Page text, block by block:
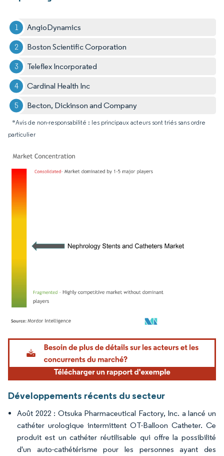
AngioDynamics
Boston Scientific Corporation
Teleflex Incorporated
Cardinal Health Inc
Becton, Dickinson and Company
*Avis de non-responsabilité : les principaux acteurs sont triés sans ordre
particulier
Image © Mordor Intelligence. La réutilisation nécessite une attribution sous CC BY
Développements récents du secteur
Août 2022 : Otsuka Pharmaceutical Factory, Inc. a lancé un
cathéter urologique intermittent OT-Balloon Catheter. Ce
produit est un cathéter réutilisable qui offre la possibilité
d'un auto-cathétérisme pour les personnes ayant des